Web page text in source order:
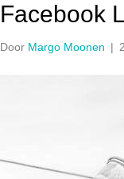
Facebook
Door Margo Moonen |